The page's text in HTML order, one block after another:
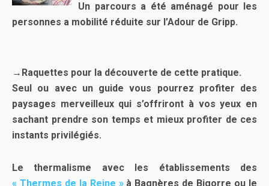
Un parcours a été aménagé pour les
personnes a mobilité réduite sur l’Adour de Gripp.
→Raquettes pour la découverte de cette pratique.
Seul ou avec un guide vous pourrez profiter des
paysages merveilleux qui s’offriront à vos yeux en
sachant prendre son temps et mieux profiter de ces
instants privilégiés.
Le thermalisme avec les établissements des
« Thermes de la Reine »à Bagnères de Bigorre ou le